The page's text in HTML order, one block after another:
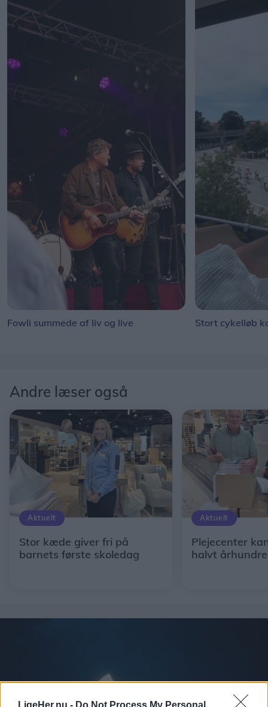
LigeHer.nu - Do Not Process My Personal
Fowli summede af liv og live Stort cykelløb
Andre læser også
Aktuelt
Stor kæde giver fri på
barnets første skoledag
Aktuelt
Plejecenter
halvt